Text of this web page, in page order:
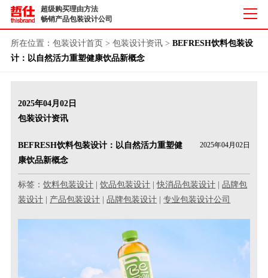
超级购买理由方法
畅销产品包装设计公司
所在位置： 包装设计首页 > 包装设计资讯> BEFRESH饮料包装设
计：以自然活力重塑健康饮品新概念
2025年04月02日
包装设计资讯
BEFRESH饮料包装设计：以自然活力重塑健
康饮品新概念
2025年04月02日
标签：饮料包装设计 |饮品包装设计 |快消品包装设计 |品牌包
装设计
产品包装设计 |品牌包装设计 |专业包装设计公司